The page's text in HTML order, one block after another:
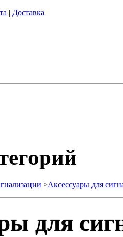
| Доставка
>Аксессуары для
для